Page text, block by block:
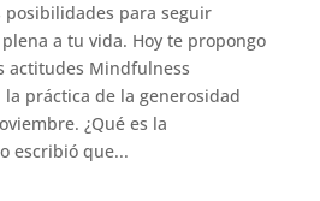
posibilidades para seguir
a tu vida. Hoy te propongo
actitudes Mindfulness
práctica de la generosidad
¿Qué es la
escribió que...